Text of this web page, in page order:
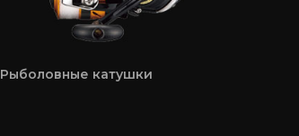
Рыболовные катушки